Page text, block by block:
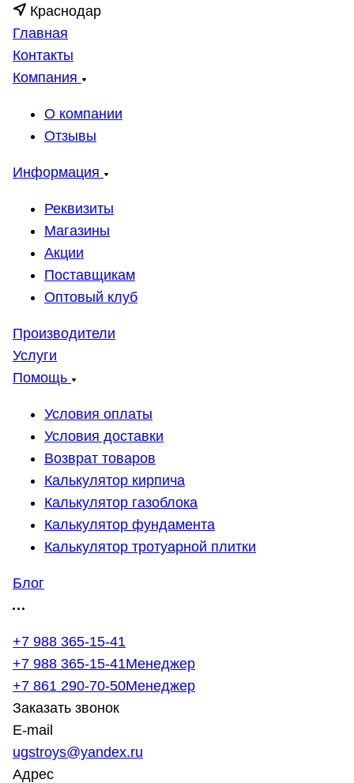
Краснодар
Главная
Контакты
Компания
О компании
Отзывы
Информация
Реквизиты
Магазины
Акции
Поставщикам
Оптовый клуб
Производители
Услуги
Помощь
Условия оплаты
Условия доставки
Возврат товаров
Калькулятор кирпича
Калькулятор газоблока
Калькулятор фундамента
Калькулятор тротуарной плитки
Блог
+7 988 365-15-41
+7 988 365-15-41Менеджер
+7 861 290-70-50Менеджер
Заказать звонок
E-mail
ugstroys@yandex.ru
Адрес